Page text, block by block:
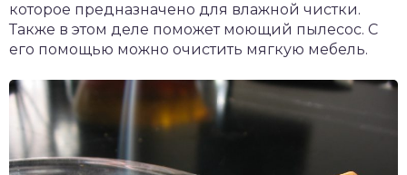
которое предназначено для влажной чистки.
Также в этом деле поможет моющий пылесос. С
его помощью можно очистить мягкую мебель.